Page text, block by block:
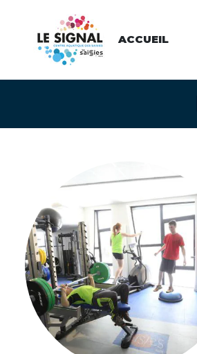
ACCUEIL